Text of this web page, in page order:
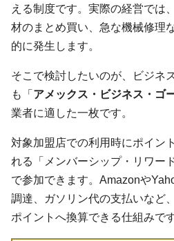
える制度です。実際の経営では
材のまとめ買い、急な機械修理
的に発生します。
そこで検討したいのが、ビジネ
も「アメックス・ビジネス・ゴ
業者に適した一枚です。
対象加盟店での利用時にポイン
れる「メンバーシップ・リワー
で参加できます。Amazonや
調達、ガソリン代の支払いなど
ポイントへ換算できる仕組みです